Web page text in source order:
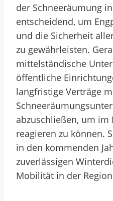
der Schneeräumung
entscheidend, um
und die Sicherheit
zu gewährleisten.
mittelständische
öffentliche
langfristige Verträge
abzuschließen, um im
reagieren zu können.
in den kommenden
zuverlässigen
Mobilität in der